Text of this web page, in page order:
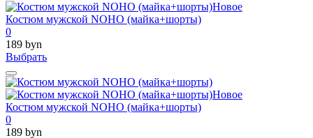
Новое
Костюм мужской NOHO (майка+шорты)
0
189 byn
Выбрать
Новое
Костюм мужской NOHO (майка+шорты)
0
189 byn